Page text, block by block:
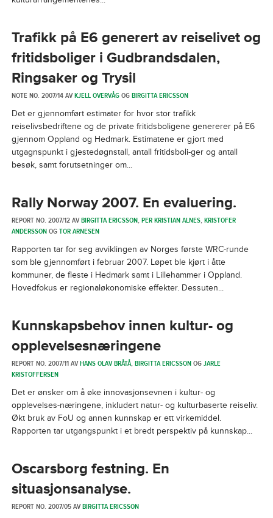
Trafikk på E6 generert av reiselivet og
fritidsboliger i Gudbrandsdalen,
Ringsaker og Trysil
NOTE NO. 2007/14 AVKJELL OVERVÅGOGBIRGITTA ERICSSON
Det er gjennomført estimater for hvor stor trafikk
reiselivsbedriftene og de private fritidsboligene genererer på E6
gjennom Oppland og Hedmark. Estimatene er gjort med
utgagnspunkt i gjestedøgnstall, antall fritidsboli-ger og antall
besøk, samt forutsetninger om...
Rally Norway 2007. En evaluering.
REPORT NO. 2007/12 AVBIRGITTA ERICSSON,PER KRISTIAN ALNES,KRISTOFER
ANDERSSONOGTOR ARNESEN
Rapporten tar for seg avviklingen av Norges første WRC-runde
som ble gjennomført i februar 2007. Løpet ble kjørt i åtte
kommuner, de fleste i Hedmark samt i Lillehammer i Oppland.
Hovedfokus er regionaløkonomiske effekter. Dessuten...
Kunnskapsbehov innen kultur- og
opplevelsesnæringene
REPORT NO. 2007/11 AVHANS OLAV BRÅTÅ,BIRGITTA ERICSSONOGJARLE
KRISTOFFERSEN
Det er ønsker om å øke innovasjonsevnen i kultur- og
opplevelses-næringene, inkludert natur- og kulturbaserte reiseliv.
Økt bruk av FoU og annen kunnskap er ett virkemiddel.
Rapporten tar utgangspunkt i et bredt perspektiv på kunnskap...
Oscarsborg festning. En
situasjonsanalyse.
REPORT NO. 2007/05 AVBIRGITTA ERICSSON